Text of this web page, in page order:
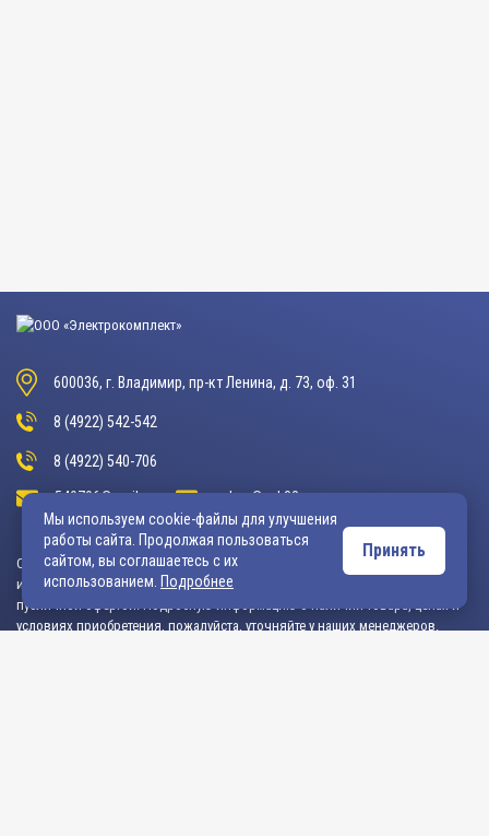
600036, г. Владимир, пр-кт Ленина, д. 73, оф. 31
8 (4922) 542-542
8 (4922) 540-706
540706@mail.ru zakaz@vek33.ru
Обращаем ваше внимание, что сайт vek33.ru носит исключительно
информационный характер и ни при каких условиях не является
публичной офертой. Подробную информацию о наличии товара, ценах и
условиях приобретения, пожалуйста, уточняйте у наших менеджеров.
Мы используем cookie-файлы для улучшения
работы сайта. Продолжая пользоваться
сайтом, вы соглашаетесь с их
использованием. Подробнее
Принять